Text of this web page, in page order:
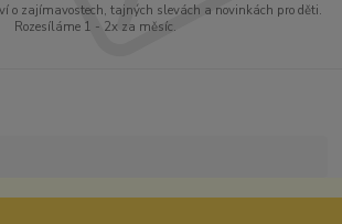
o zajímavostech, tajných slevách a novinkách pro děti.
Rozesíláme 1 - 2x za měsíc.